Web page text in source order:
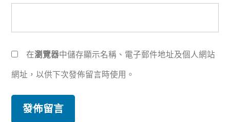
在瀏覽器中儲存顯示名稱、電子郵件地址及個人網站
網址，以供下次發佈留言時使用。